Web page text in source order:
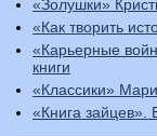
«Золушки»
«Как творить
«Карьерные
книги
«Классики»
«Книга зайцев».